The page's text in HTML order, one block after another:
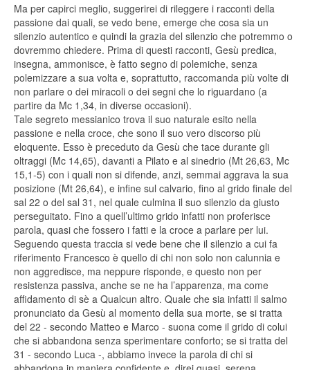
Ma per capirci meglio, suggerirei di rileggere i racconti della
passione dai quali, se vedo bene, emerge che cosa sia un
silenzio autentico e quindi la grazia del silenzio che potremmo o
dovremmo chiedere. Prima di questi racconti, Gesù predica,
insegna, ammonisce, è fatto segno di polemiche, senza
polemizzare a sua volta e, soprattutto, raccomanda più volte di
non parlare o dei miracoli o dei segni che lo riguardano (a
partire da Mc 1,34, in diverse occasioni).
Tale segreto messianico trova il suo naturale esito nella
passione e nella croce, che sono il suo vero discorso più
eloquente. Esso è preceduto da Gesù che tace durante gli
oltraggi (Mc 14,65), davanti a Pilato e al sinedrio (Mt 26,63, Mc
15,1-5) con i quali non si difende, anzi, semmai aggrava la sua
posizione (Mt 26,64), e infine sul calvario, fino al grido finale del
sal 22 o del sal 31, nel quale culmina il suo silenzio da giusto
perseguitato. Fino a quell’ultimo grido infatti non proferisce
parola, quasi che fossero i fatti e la croce a parlare per lui.
Seguendo questa traccia si vede bene che il silenzio a cui fa
riferimento Francesco è quello di chi non solo non calunnia e
non aggredisce, ma neppure risponde, e questo non per
resistenza passiva, anche se ne ha l’apparenza, ma come
affidamento di sè a Qualcun altro. Quale che sia infatti il salmo
pronunciato da Gesù al momento della sua morte, se si tratta
del 22 - secondo Matteo e Marco - suona come il grido di colui
che si abbandona senza sperimentare conforto; se si tratta del
31 - secondo Luca -, abbiamo invece la parola di chi si